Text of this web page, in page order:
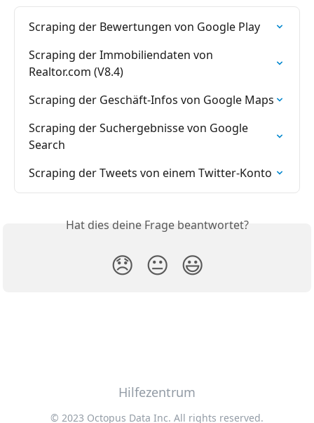
Scraping der Bewertungen von Google Play
Scraping der Immobiliendaten von
Realtor.com (V8.4)
Scraping der Geschäft-Infos von Google Maps
Scraping der Suchergebnisse von Google
Search
Scraping der Tweets von einem Twitter-Konto
Hat dies deine Frage beantwortet?
😞 😐 😃
Hilfezentrum
© 2023 Octopus Data Inc. All rights reserved.